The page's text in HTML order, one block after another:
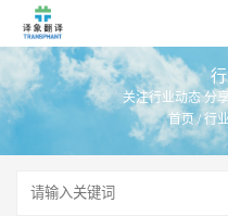
关注行业动态 分
首页/行